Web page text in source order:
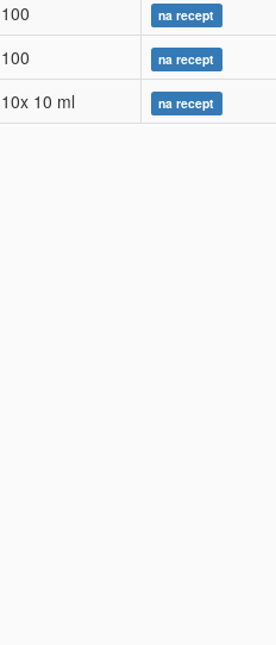
100 na recept
100 na recept
10x 10 ml na recept